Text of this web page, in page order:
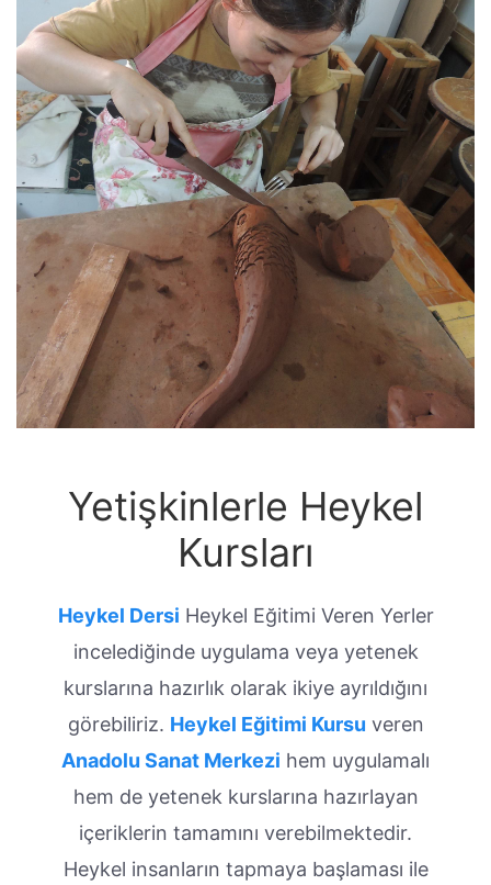
Yetişkinlerle Heykel
Kursları
Heykel Dersi Heykel Eğitimi Veren Yerler
incelediğinde uygulama veya yetenek
kurslarına hazırlık olarak ikiye ayrıldığını
görebiliriz. Heykel Eğitimi Kursu veren
Anadolu Sanat Merkezi hem uygulamalı
hem de yetenek kurslarına hazırlayan
içeriklerin tamamını verebilmektedir.
Heykel insanların tapmaya başlaması ile